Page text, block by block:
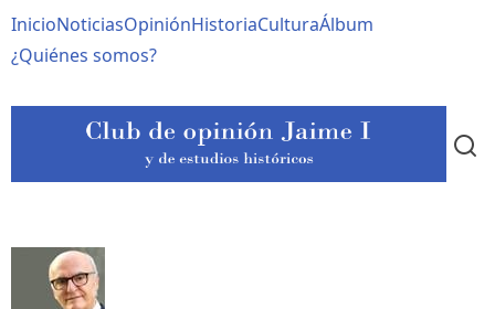
al
contenido
Navegación
principal
InicioNoticiasOpiniónHistoriaCulturaÁlbum
¿Quiénes somos?